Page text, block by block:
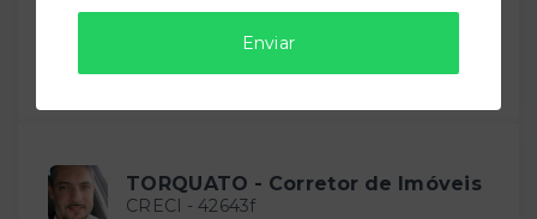
com alguém no WhatsApp:
Compartilhar
TORQUATO - Corretor de Imóveis
CRECI - 42643f
Enviar